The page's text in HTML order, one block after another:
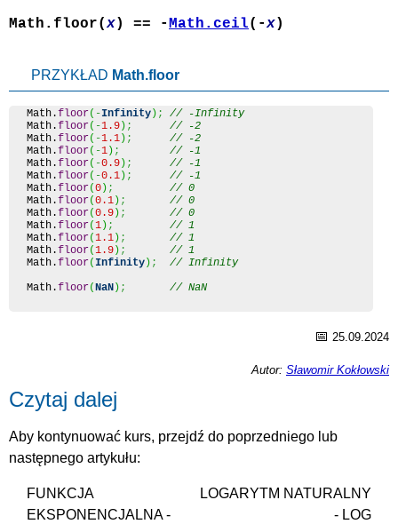
Math.floor(x) == -Math.ceil(-x)
PRZYKŁAD Math.floor
Math .floor( -Infinity ) ;
// -Infinity
Math .floor( -1.9 ) ;
// -2
Math .floor( -1.1 ) ;
// -2
Math .floor( -1 ) ;
// -1
Math .floor( -0.9 ) ;
// -1
Math .floor( -0.1 ) ;
// -1
Math .floor(0 ) ;
// 0
Math .floor(0.1 ) ;
// 0
Math .floor(0.9 ) ;
// 0
Math .floor(1 ) ;
// 1
Math .floor(1.1 ) ;
// 1
Math .floor(1.9 ) ;
// 1
Math .floor( Infinity ) ;
// Infinity
Math .floor(NaN ) ; // NaN
📅 25.09.2024
Autor: Sławomir Kokłowski
Czytaj dalej
Aby kontynuować kurs, przejdź do poprzedniego lub
następnego artykułu:
FUNKCJA
EKSPONENCJALNA -
LOGARYTM NATURALNY
- LOG